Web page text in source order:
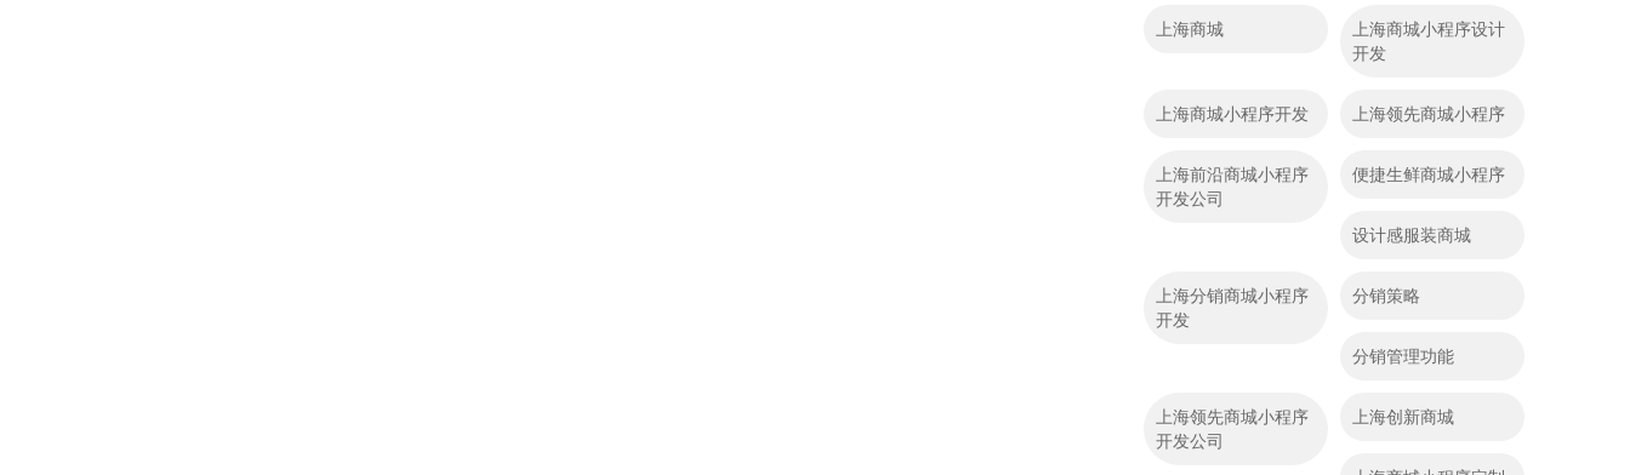
上海商城
上海商城小程序设计
开发
上海商城小程序开发 上海领先商城小程序
上海前沿商城小程序
开发公司
便捷生鲜商城小程序
设计感服装商城
上海分销商城小程序
开发
分销策略
分销管理功能
上海领先商城小程序
开发公司
上海创新商城